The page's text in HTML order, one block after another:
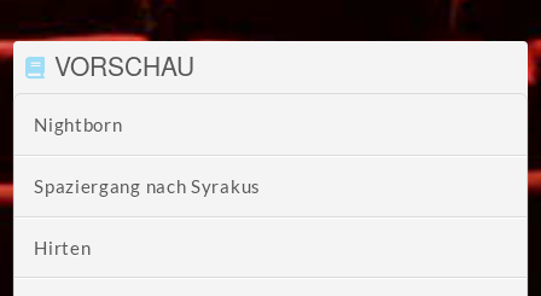
VORSCHAU
Nightborn
Spaziergang nach Syrakus
Hirten